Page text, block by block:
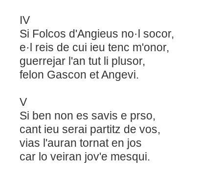
IV
Si Folcos d'Angieus no·l socor,
e·l reis de cui ieu tenc m'onor,
guerrejar l'an tut li plusor,
felon Gascon et Angevi.
V
Si ben non es savis e prso,
cant ieu serai partitz de vos,
vias l'auran tornat en jos
car lo veiran jov'e mesqui.